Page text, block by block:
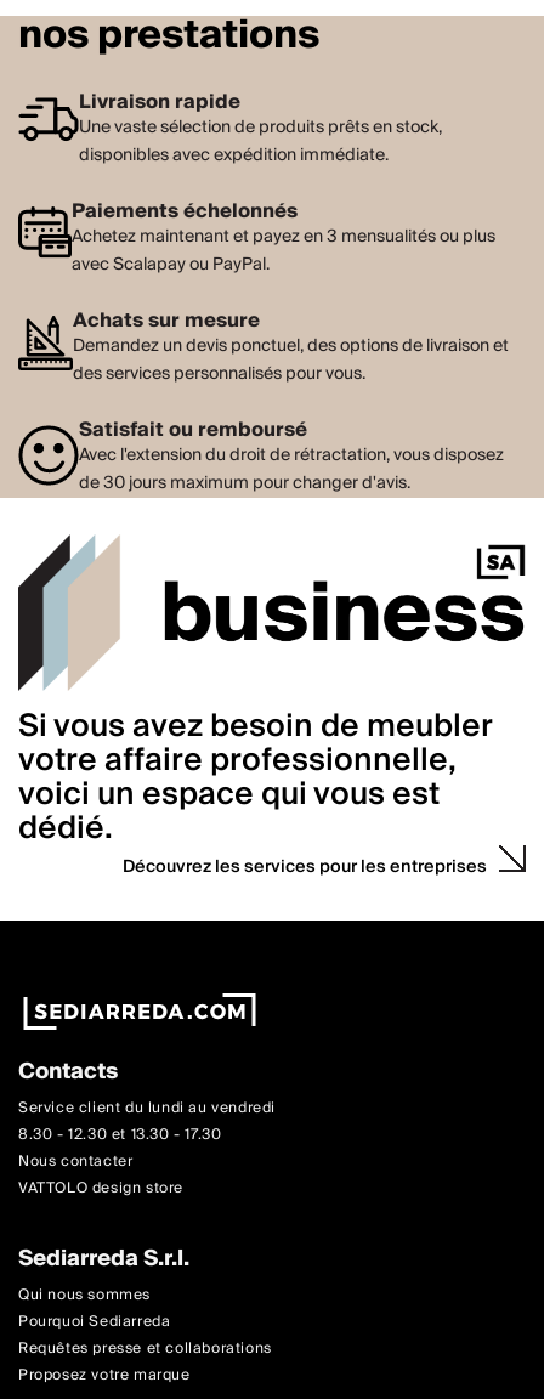
nos prestations
Livraison rapide
Une vaste sélection de produits prêts en stock,
disponibles avec expédition immédiate.
Paiements échelonnés
Achetez maintenant et payez en 3 mensualités ou plus
avec Scalapay ou PayPal.
Achats sur mesure
Demandez un devis ponctuel, des options de livraison et
des services personnalisés pour vous.
Satisfait ou remboursé
Avec l'extension du droit de rétractation, vous disposez
de 30 jours maximum pour changer d'avis.
Si vous avez besoin de meubler
votre affaire professionnelle,
voici un espace qui vous est
dédié.
Découvrez les services pour les entreprises
Contacts
Service client du lundi au vendredi
8.30 - 12.30 et 13.30 - 17.30
Nous contacter
VATTOLO design store
Sediarreda S.r.l.
Qui nous sommes
Pourquoi Sediarreda
Requêtes presse et collaborations
Proposez votre marque